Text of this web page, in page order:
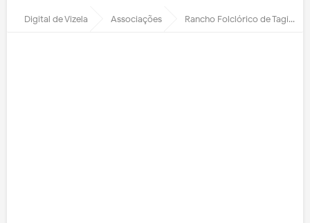
Digital de Vizela Associações Rancho Folclórico de Tagilde é batizado este sábado